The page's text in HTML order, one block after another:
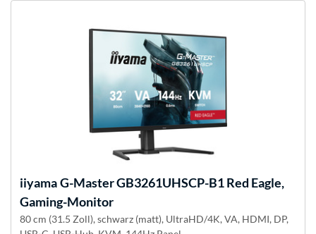
iiyamaG-Master GB3261UHSCP-B1 Red Eagle,
Gaming-Monitor
80 cm (31.5 Zoll), schwarz (matt), UltraHD/4K, VA, HDMI, DP,